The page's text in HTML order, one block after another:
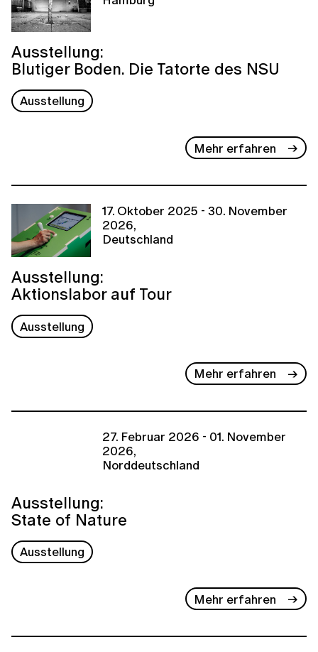
Ausstellung:
Blutiger Boden. Die Tatorte des NSU
Ausstellung
Mehr erfahren
17. Oktober 2025 - 30. November
2026,
Deutschland
Ausstellung:
Aktionslabor auf Tour
Ausstellung
Mehr erfahren
27. Februar 2026 - 01. November
2026,
Norddeutschland
Ausstellung:
State of Nature
Ausstellung
Mehr erfahren